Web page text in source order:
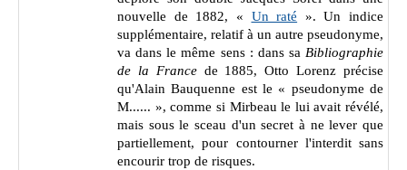
nouvelle de 1882, « Un raté ». Un indice
supplémentaire, relatif à un autre pseudonyme,
va dans le même sens : dans sa Bibliographie
de la Francede 1885, Otto Lorenz précise
qu'Alain Bauquenne est le « pseudonyme de
M...... », comme si Mirbeau le lui avait révélé,
mais sous le sceau d'un secret à ne lever que
partiellement, pour contourner l'interdit sans
encourir trop de risques.